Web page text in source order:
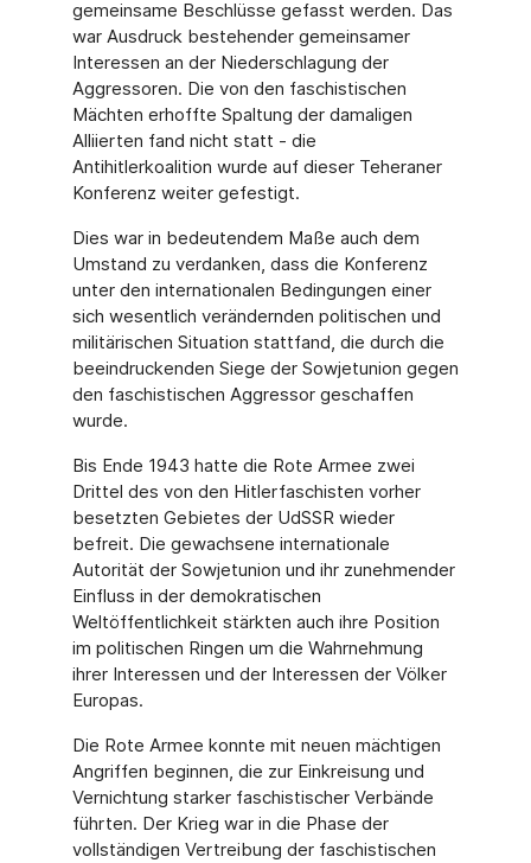
gemeinsame Beschlüsse gefasst werden. Das
war Ausdruck bestehender gemeinsamer
Interessen an der Niederschlagung der
Aggressoren. Die von den faschistischen
Mächten erhoffte Spaltung der damaligen
Alliierten fand nicht statt - die
Antihitlerkoalition wurde auf dieser Teheraner
Konferenz weiter gefestigt.
Dies war in bedeutendem Maße auch dem
Umstand zu verdanken, dass die Konferenz
unter den internationalen Bedingungen einer
sich wesentlich verändernden politischen und
militärischen Situation stattfand, die durch die
beeindruckenden Siege der Sowjetunion gegen
den faschistischen Aggressor geschaffen
wurde.
Bis Ende 1943 hatte die Rote Armee zwei
Drittel des von den Hitlerfaschisten vorher
besetzten Gebietes der UdSSR wieder
befreit. Die gewachsene internationale
Autorität der Sowjetunion und ihr zunehmender
Einfluss in der demokratischen
Weltöffentlichkeit stärkten auch ihre Position
im politischen Ringen um die Wahrnehmung
ihrer Interessen und der Interessen der Völker
Europas.
Die Rote Armee konnte mit neuen mächtigen
Angriffen beginnen, die zur Einkreisung und
Vernichtung starker faschistischer Verbände
führten. Der Krieg war in die Phase der
vollständigen Vertreibung der faschistischen